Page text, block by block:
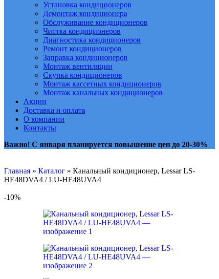
Установка кондиционеров
Демонтаж кондиционера
Обслуживание кондиционеров
Чистка кондиционеров
Диагностика кондиционеров
Ремонт кондиционеров
Заправка кондиционеров
Монтаж вентиляции
Скупка кондиционеров
Монтаж кассетных кондиционеров
Монтаж канальных кондиционеров
Акции
Доставка и оплата
О компании
Контакты
Важно! С января планируется повышение цен до 20-30%
Главная » Каталог » Канальный кондиционер, Lessar LS-
HE48DVA4 / LU-HE48UVA4
-10%